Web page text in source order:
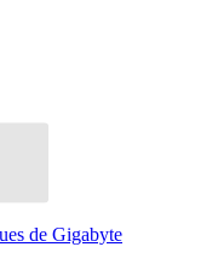
de Gigabyte